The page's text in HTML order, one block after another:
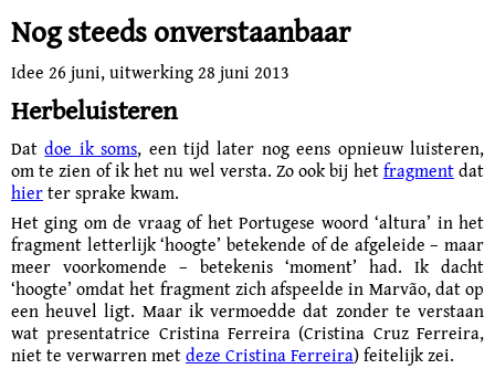
Nog steeds onverstaanbaar
Idee 26 juni, uitwerking28 juni 2013
Herbeluisteren
Datdoe ik soms, een tijd later nog eens opnieuw luisteren,
om te zien of ik het nu wel versta. Zo ook bij hetfragmentdat
hierter sprake kwam.
Het ging om de vraag of het Portugese woord ‘altura’ in het
fragment letterlijk ‘hoogte’ betekende of de afgeleide – maar
meer voorkomende – betekenis ‘moment’ had. Ik dacht
‘hoogte’ omdat het fragment zich afspeelde in Marvão, dat op
een heuvel ligt. Maar ik vermoedde dat zonder te verstaan
wat presentatrice Cristina Ferreira (Cristina Cruz Ferreira,
niet te verwarren metdeze Cristina Ferreira) feitelijk zei.